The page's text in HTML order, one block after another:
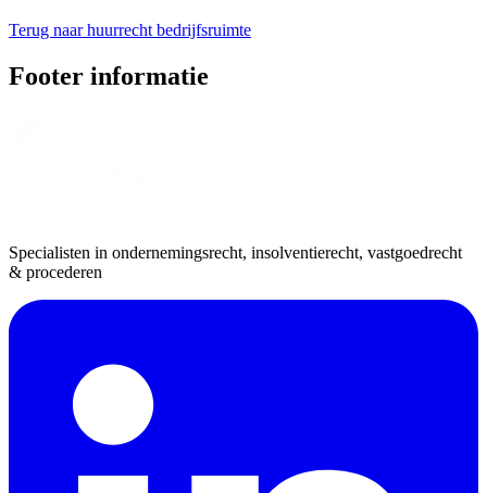
Terug naar huurrecht bedrijfsruimte
Footer informatie
Specialisten in ondernemingsrecht, insolventierecht, vastgoedrecht
& procederen